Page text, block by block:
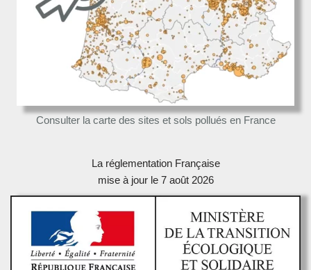
Consulter la carte des sites et sols pollués en France
La réglementation Française
mise à jour le 7 août 2026